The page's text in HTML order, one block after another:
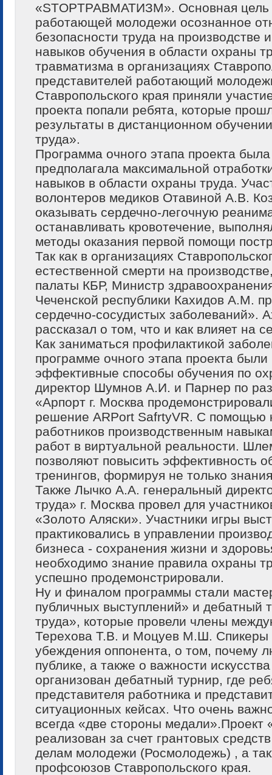
«STOPТРАВМАТИЗМ». Основная цель
работающей молодежи осознанное
безопасности труда на производстве
навыков обучения в области охраны
травматизма в организациях
представителей работающий
Ставропольского края приняли
проекта попали ребята, которые
результаты в дистанционном
труда».
Программа очного этапа проекта
предполагала максимальной
навыков в области охраны труда.
волонтеров медиков Отавиной А.В.
оказывать сердечно-легочную
останавливать кровотечение,
методы оказания первой помощи
Так как в организациях
естественной смерти на
палаты КБР, Министр
Чеченской республики Кахидов А.М.
сердечно-сосудистых заболеваний».
рассказал о том, что и как влияет на
Как заниматься профилактикой
программе очного этапа проекта
эффективные способы обучения по
директор Шумнов А.И. и Парнер по
«Арпорт г. Москва
решение ARPort SafrtyVR. С помощью
работников производственным
работ в виртуальной реальности.
позволяют повысить эффективность
тренингов, формируя не только
Также Лычко А.А. генеральный
труда» г. Москва провел для
«Золото Аляски». Участники игры
практиковались в управлении
бизнеса - сохранения жизни и
необходимо знание правила охраны
успешно продемонстрировали.
Ну и финалом программы стали
публичных выступлений» и дебатный
труда», которые провели члены
Терехова Т.В. и Моцуев М.Ш. Спикеры
убеждения оппонента, о том, почему
публике, а также о важности
организован дебатный турнир, где
представителя работника и
ситуационных кейсах. Что очень
всегда «две стороны
реализован за счет грантовых
делам молодежи (Росмолодежь) , а
профсоюзов Ставропольского края.